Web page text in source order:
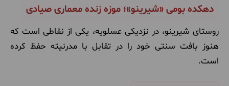
دهکده بومی «شیرینو»؛ موزه زنده معماری صیادی
روستای شیرینو، در نزدیکی عسلویه، یکی از نقاطی است که
هنوز بافت سنتی خود را در تقابل با مدرنیته حفظ کرده
است.